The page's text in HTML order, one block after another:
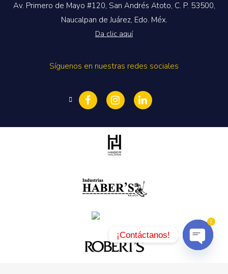
Av. Primero de Mayo #120, San Andrés Atoto, C. P. 53500,
Naucalpan de Juárez, Edo. Méx.
Da clic aquí
Síguenos en nuestras redes sociales
¡Contáctanos!
1